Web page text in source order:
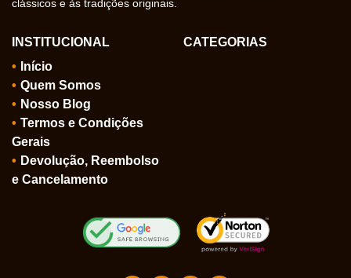
clássicos e às tradições originais.
INSTITUCIONAL
Início
Quem Somos
Nosso Blog
Termos e Condições
Gerais
Devolução, Reembolso
e Cancelamento
CATEGORIAS